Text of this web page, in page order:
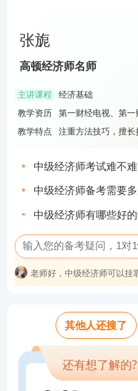
网站合法拥有版权的作品，未经本
不得转载、链接、转帖或以其他方
在授权范围内使用，且使用时必须
校”或“来源高顿”，并不得对作品中
资料转载自互联网，均尽力标明作
传递更多信息，并不意味着赞同其
真实性负责。 如您认为本网站刊载
经济师报名注意事项
张旎
高顿经济师名师
主讲课程
经济基础
教学资历 第一财经电视、第
教学特点
注重方法技巧，擅
中级经济师考试难不
中级经济师备考需要
中级经济师有哪些好
老师好，中级经济师可以挂
少钱？
老师好，中级经济师考试难
试难度？
老师好，2-3个月备考来得
资料？
老师好，在职人员一次性通
难吗？
段飞飞
高顿经济师名师
主讲课程 工商管理
教学资历 985管理学硕士，
持证人
教学特点 旁征博引，语言
中级经济师证难不
2023中级经济师一
收！
2023中级经济师经
老师好，考中级经济师
多少工作年限？
老师好，中级经济师挂证
吗？
老师好，为什么身边考
商考？
老师好，38岁才开始考
太迟？
高顿经济师名师
主讲课程 财政税收
教学资历 拥有8年教育
书培训课程，
教学特点 授课风格轻松
中级经济师先学
议！
经济师是不是中
高级经济师非全
老师好，中级经济
老师好，2023年中
老师好，中级经济师
老师好，中级经济师
科吗？
主讲课程
教学资历 第一财经
教学特点 注重方法
中级经济师
中级经济师
老师好，中级经
少钱？
专业最简单？
资料？
老师好，在职人
其他人还搜了
还有想了解的?